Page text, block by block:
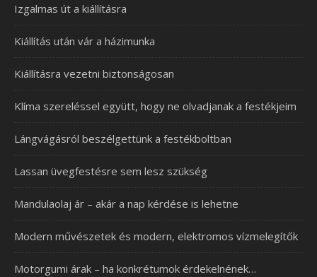
Izgalmas út a kiállításra
Kiállítás után vár a házimunka
Kiállításra vezetni biztonságosan
Klíma szereléssel együtt, hogy ne olvadjanak a festékjeim
Lángvágásról beszélgettünk a festékboltban
Lassan üvegfestésre sem lesz szükség
Mandulaolaj ár – akár a nap kérdése is lehetne
Modern művészetek és modern, elektromos vízmelegítők
Motorgumi árak – ha konkrétumok érdekelnének…